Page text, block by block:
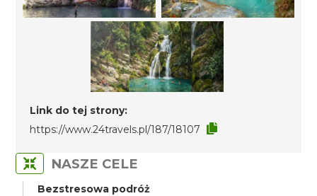
Link do tej strony:
https://www.24travels.pl/187/18107
NASZE CELE
Bezstresowa podróż